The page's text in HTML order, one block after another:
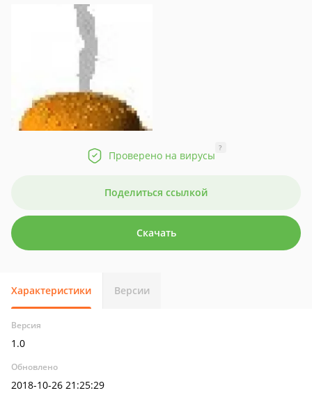
Проверено на вирусы
?
Поделиться ссылкой
Скачать
Характеристики Версии
Версия
1.0
Обновлено
2018-10-26 21:25:29